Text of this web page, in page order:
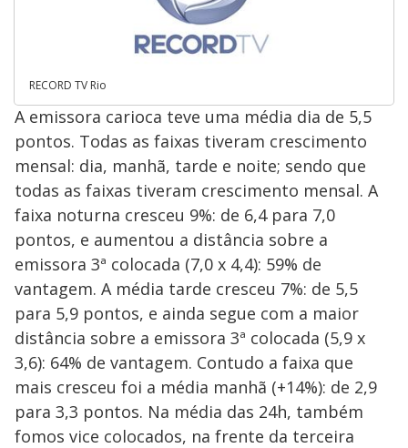
RECORD TV Rio
A emissora carioca teve uma média dia de 5,5
pontos. Todas as faixas tiveram crescimento
mensal: dia, manhã, tarde e noite; sendo que
todas as faixas tiveram crescimento mensal. A
faixa noturna cresceu 9%: de 6,4 para 7,0
pontos, e aumentou a distância sobre a
emissora 3ª colocada (7,0 x 4,4): 59% de
vantagem. A média tarde cresceu 7%: de 5,5
para 5,9 pontos, e ainda segue com a maior
distância sobre a emissora 3ª colocada (5,9 x
3,6): 64% de vantagem. Contudo a faixa que
mais cresceu foi a média manhã (+14%): de 2,9
para 3,3 pontos. Na média das 24h, também
fomos vice colocados, na frente da terceira